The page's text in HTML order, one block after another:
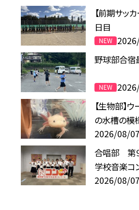
【前期サッ
日目
野球部合宿
【生物部】
の水槽の模
2026/08/07
合唱部 第
学校音楽コ
2026/08/07